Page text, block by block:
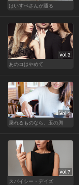
はいすぺさんが通る
Vol.3
あのコはやめて
Vol.1
乗れるものなら、玉の輿
Vol.7
スパイシー・デイズ